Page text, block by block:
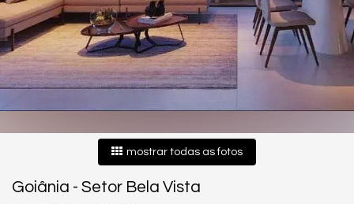
mostrar todas as fotos
Goiânia - Setor Bela Vista